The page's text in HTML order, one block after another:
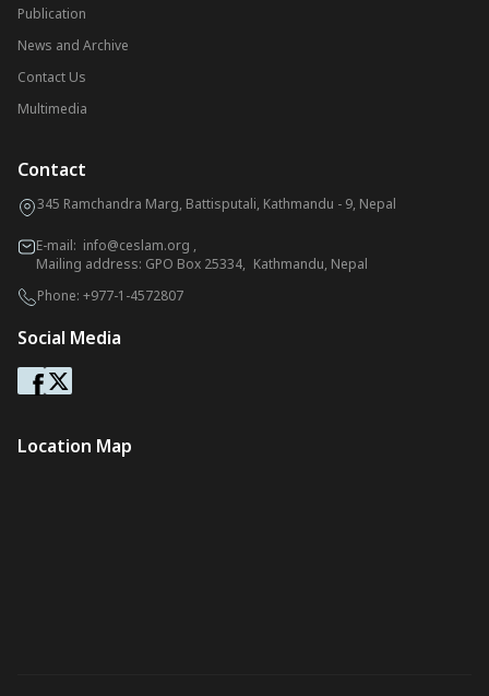
Publication
News and Archive
Contact Us
Multimedia
Contact
345 Ramchandra Marg, Battisputali, Kathmandu - 9, Nepal
E-mail: info@ceslam.org ,
Mailing address: GPO Box 25334, Kathmandu, Nepal
Phone: +977-1-4572807
Social Media
Location Map